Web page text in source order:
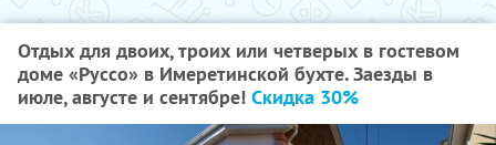
Отдых для двоих, троих или четверых в гостевом
доме «Руссо» в Имеретинской бухте. Заезды в
июле, августе и сентябре! Скидка 30%